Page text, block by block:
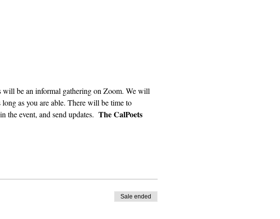
as you are able. There will be time to
the event, and send updates. The CalPoets
Sale ended